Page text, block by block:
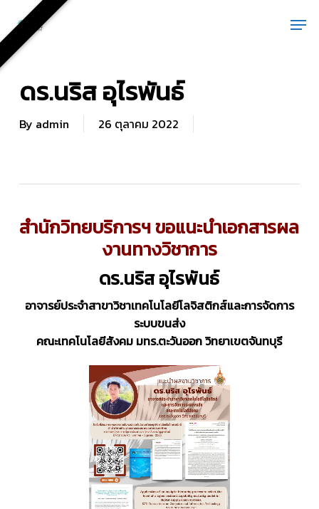
main
content
ดร.นริส อุไรพันธ์
By admin 26 ตุลาคม 2022
สำนักวิทยบริการฯ ขอแนะนำเอกสารผล
งานทางวิชาการ
ดร.นริส อุไรพันธ์
อาจารย์ประจำสาขาวิชาเทคโนโลยีโลจิสติกส์และการจัดการ
ระบบขนส่ง
คณะเทคโนโลยีสังคม มทร.ตะวันออก วิทยาเขตจันทบุรี